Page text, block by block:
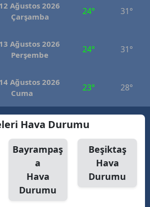
12 Ağustos 2026
Çarşamba
24° 31°
13 Ağustos 2026
Perşembe
24° 31°
14 Ağustos 2026
Cuma
23° 28°
Hava Durumu
Bayrampaş
a
Hava
Durumu
Beşiktaş
Hava
Durumu